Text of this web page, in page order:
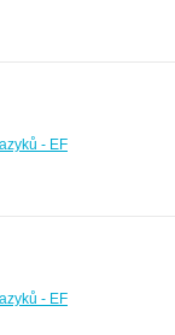
- EF
- EF